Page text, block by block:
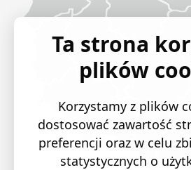
Ta strona
plików
Korzystamy z plików
dostosować zawartość
preferencji oraz w celu
statystycznych o